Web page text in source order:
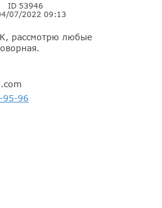
ID 53946
07/2022 09:13
рассмотрю любые
95-96